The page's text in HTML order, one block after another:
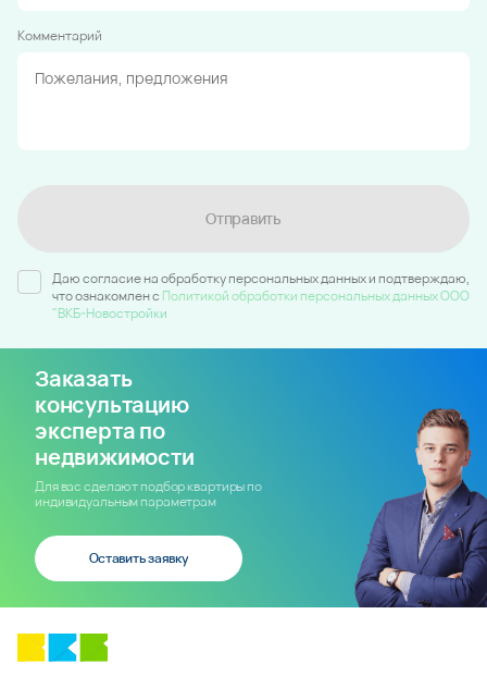
Комментарий
Отправить
Даю согласие на обработку персональных данных и подтверждаю,
что ознакомлен c Политикой обработки персональных данных ООО
"ВКБ-Новостройки
Заказать
консультацию
эксперта по
недвижимости
Для вас сделают подбор квартиры по
индивидуальным параметрам
Оставить заявку